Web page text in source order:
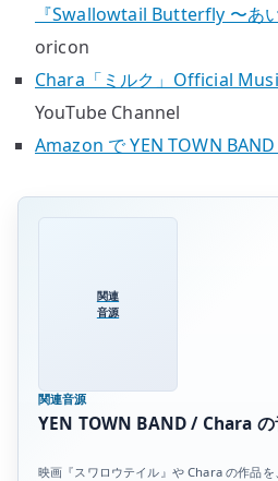
『Swallowtail Butterfly 〜あ
oricon
Chara「ミルク」Official
YouTube Channel
Amazon で YEN TOWN
関連
音源
関連音源
YEN TOWN BAND / Chara
映画『スワロウテイル』や Chara の作品